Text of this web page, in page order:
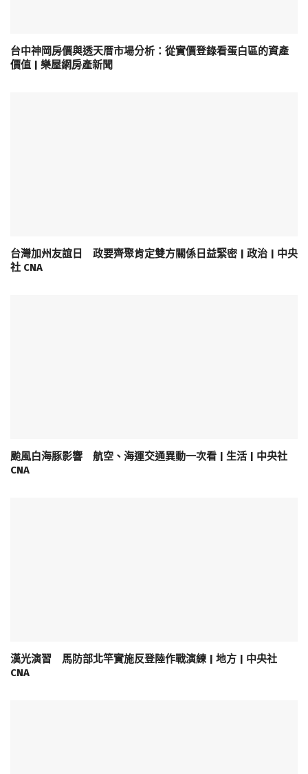
台中神岡房價與透天厝市場分析：從實價登錄看蛋白區的資產
價值 | 樂屋網房產新聞
台灣加州友誼日 政要齊聚肯定雙方關係日益緊密 | 政治 | 中央
社 CNA
颱風白海豚影響 航空、海運交通異動一次看 | 生活 | 中央社
CNA
漢光演習 馬防部北竿實施反登陸作戰演練 | 地方 | 中央社
CNA